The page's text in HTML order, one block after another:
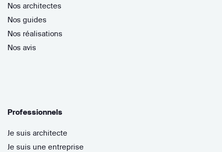
Nos architectes
Nos guides
Nos réalisations
Nos avis
Professionnels
Je suis architecte
Je suis une entreprise